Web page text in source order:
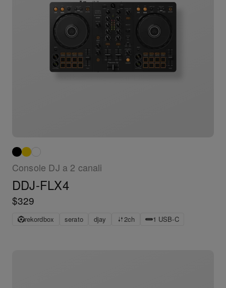
Console DJ a 2 canali
DDJ-FLX4
$329
rekordbox serato djay 2ch 1 USB-C